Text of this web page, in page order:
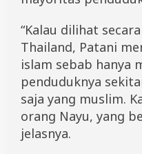
“Kalau dilihat
Thailand, Patani
islam sebab hanya
penduduknya
saja yang muslim.
orang Nayu, yang
jelasnya.